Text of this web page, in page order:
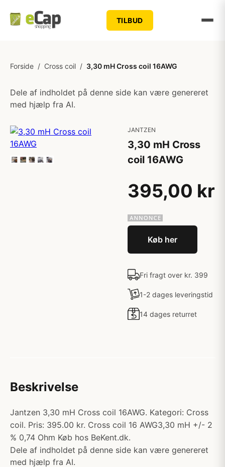
TILBUD
Forside / Cross coil / 3,30 mH Cross coil 16AWG
Dele af indholdet på denne side kan være genereret
med hjælp fra AI.
JANTZEN
3,30 mH Cross
coil 16AWG
395,00 kr
Køb her
Fri fragt over kr. 399
1-2 dages leveringstid
14 dages returret
Beskrivelse
Jantzen 3,30 mH Cross coil 16AWG. Kategori: Cross
coil. Pris: 395.00 kr. Cross coil 16 AWG3,30 mH +/- 2
% 0,74 Ohm Køb hos BeKent.dk.
Dele af indholdet på denne side kan være genereret
med hjælp fra AI.